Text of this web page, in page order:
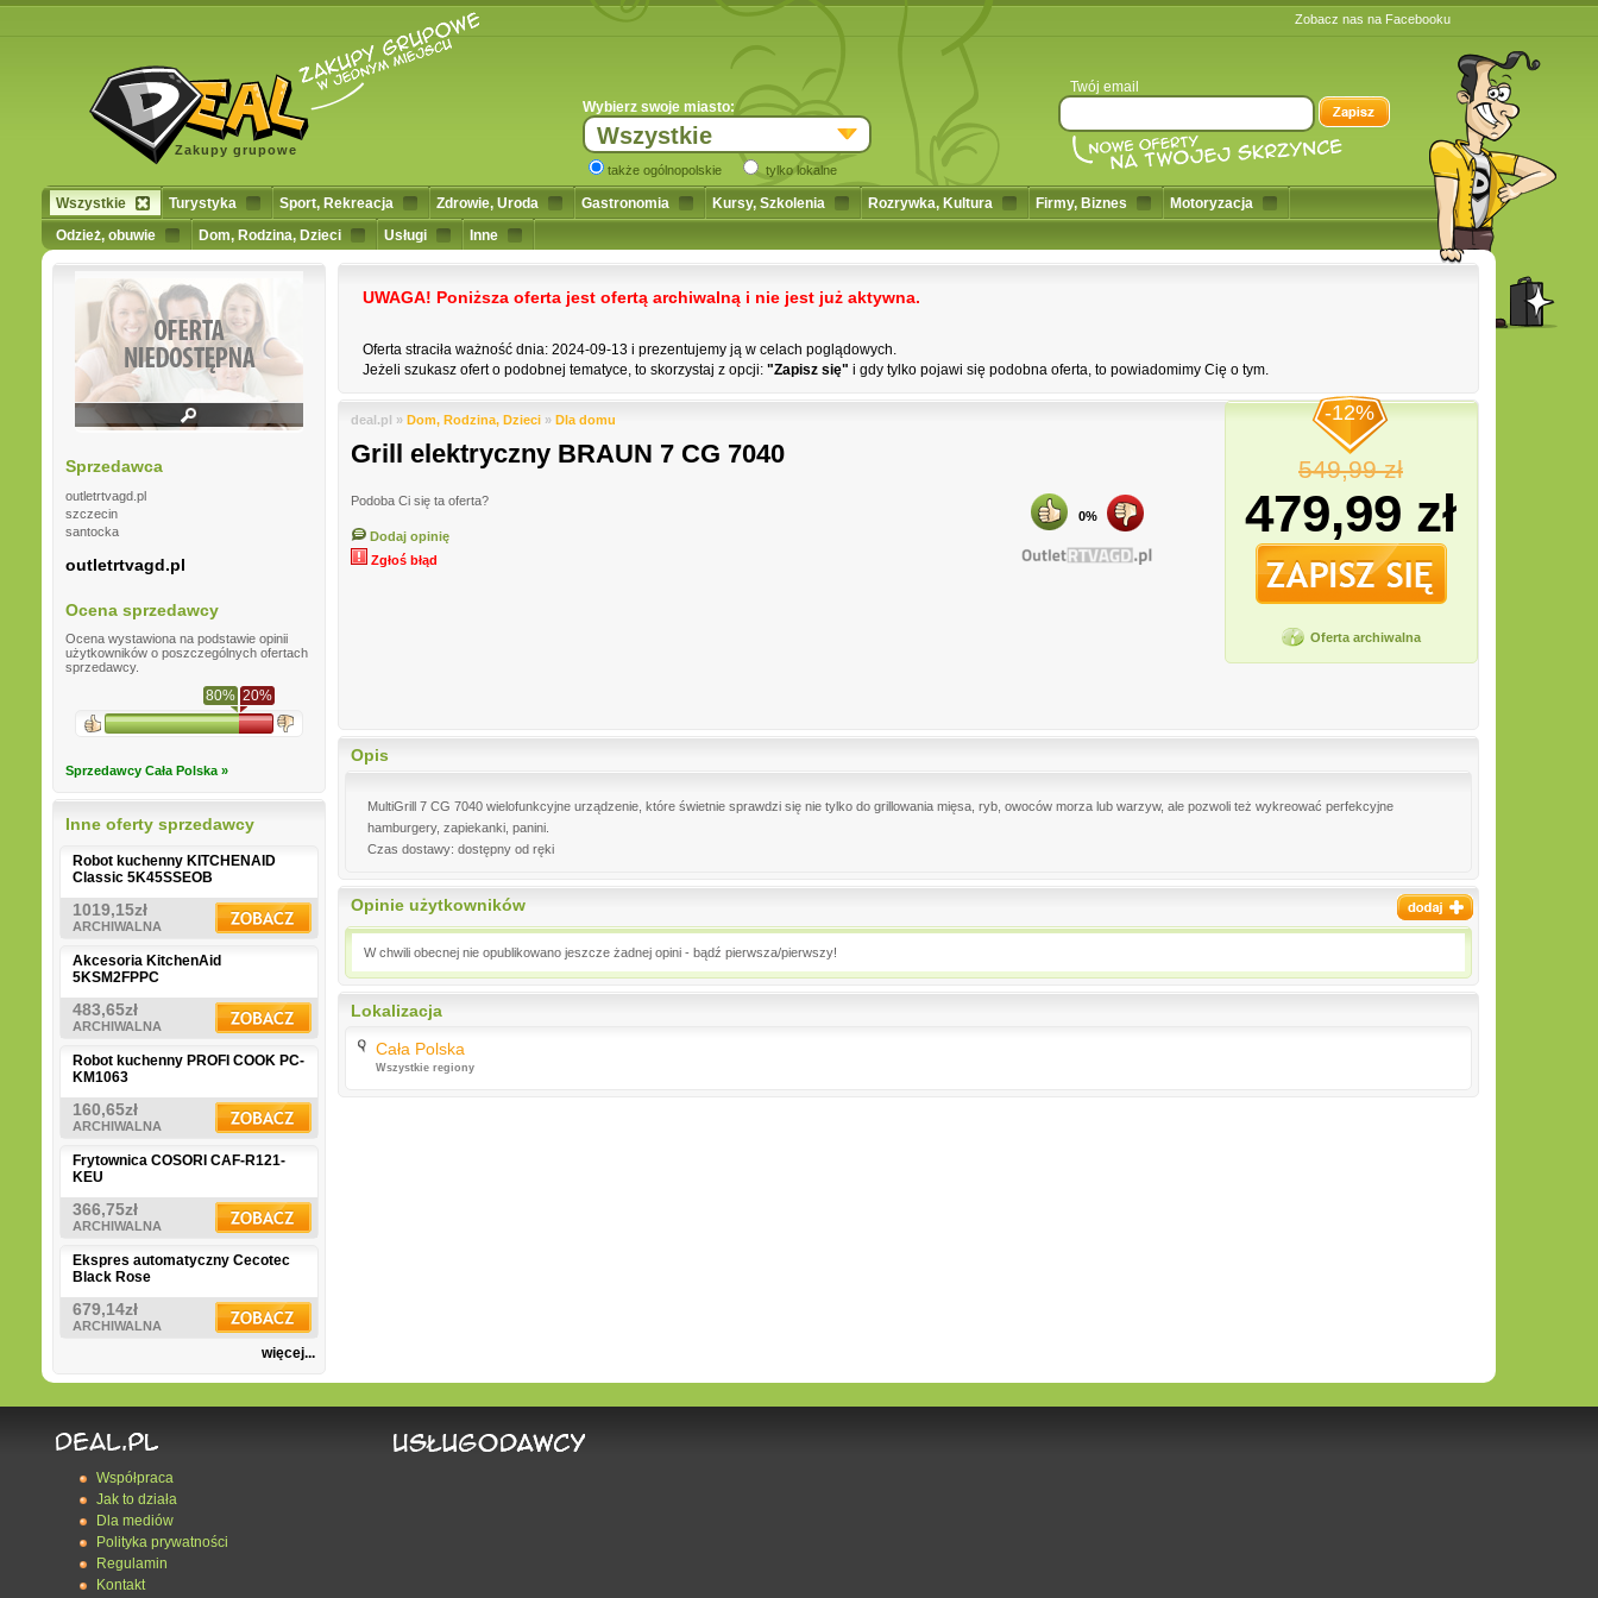
Zakupy grupowe
Wybierz swoje miasto:
Wszystkie
także ogólnopolskie tylko lokalne
Twój email
Zobacz nas na Facebooku
Wszystkie Turystyka Sport, Rekreacja Zdrowie, Uroda Gastronomia Kursy, Szkolenia Rozrywka, Kultura Firmy, Biznes
Motoryzacja
Odzież, obuwie
Dom, Rodzina, Dzieci Usługi Inne
Sprzedawca
outletrtvagd.pl
szczecin
santocka
outletrtvagd.pl
Ocena sprzedawcy
Ocena wystawiona na podstawie opinii
użytkowników o poszczególnych ofertach
sprzedawcy.
80% 20%
Sprzedawcy Cała Polska »
Inne oferty sprzedawcy
Robot kuchenny KITCHENAID
Classic 5K45SSEOB
1019,15zł
ARCHIWALNA
Akcesoria KitchenAid
5KSM2FPPC
483,65zł
ARCHIWALNA
Robot kuchenny PROFI COOK PC-
KM1063
160,65zł
ARCHIWALNA
Frytownica COSORI CAF-R121-
KEU
366,75zł
ARCHIWALNA
Ekspres automatyczny Cecotec
Black Rose
679,14zł
ARCHIWALNA
więcej...
UWAGA! Poniższa oferta jest ofertą archiwalną i nie jest już aktywna.
Oferta straciła ważność dnia: 2024-09-13 i prezentujemy ją w celach poglądowych.
Jeżeli szukasz ofert o podobnej tematyce, to skorzystaj z opcji: "Zapisz się" i gdy tylko pojawi się podobna oferta, to powiadomimy Cię o tym.
deal.pl » Dom, Rodzina, Dzieci » Dla domu
Grill elektryczny BRAUN 7 CG 7040
Podoba Ci się ta oferta?
Dodaj opinię
Zgłoś błąd
0%
-12%
549,99 zł
479,99 zł
Oferta archiwalna
Opis
MultiGrill 7 CG 7040 wielofunkcyjne urządzenie, które świetnie sprawdzi się nie tylko do grillowania mięsa, ryb, owoców morza lub warzyw, ale pozwoli też wykreować perfekcyjne
hamburgery, zapiekanki, panini.
Czas dostawy: dostępny od ręki
Opinie użytkowników
W chwili obecnej nie opublikowano jeszcze żadnej opini - bądź pierwsza/pierwszy!
Lokalizacja
Cała Polska
Wszystkie regiony
Współpraca
Jak to działa
Dla mediów
Polityka prywatności
Regulamin
Kontakt